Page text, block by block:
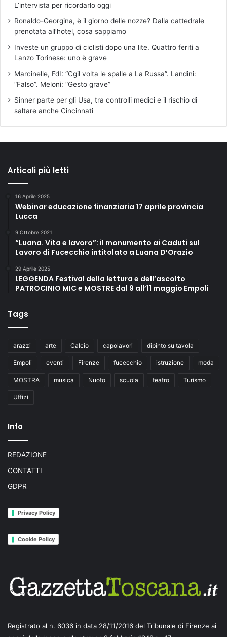
L’intervista per ricordarlo oggi
Ronaldo-Georgina, è il giorno delle nozze? Dalla cattedrale
prenotata all’hotel, cosa sappiamo
Investe un gruppo di ciclisti dopo una lite. Quattro feriti a
Lanzo Torinese: uno è grave
Marcinelle, FdI: “Cgil volta le spalle a La Russa”. Landini:
“Falso”. Meloni: “Gesto grave”
Sinner parte per gli Usa, tra controlli medici e il rischio di
saltare anche Cincinnati
Articoli più letti
16 Aprile 2025
Webinar educazione finanziaria 17 aprile provincia
Lucca
9 Ottobre 2021
“Luana. Vita e lavoro”: il monumento ai Caduti sul
Lavoro di Fucecchio intitolato a Luana D’Orazio
29 Aprile 2025
LEGGENDA Festival della lettura e dell’ascolto
PATROCINIO MIC e MOSTRE dal 9 all’11 maggio Empoli
Tags
arazzi arte Calcio capolavori dipinto su tavola
Empoli eventi Firenze fucecchio istruzione moda
MOSTRA musica Nuoto scuola teatro Turismo
Uffizi
Info
REDAZIONE
CONTATTI
GDPR
Privacy Policy
Cookie Policy
Registrato al n. 6036 in data 28/11/2016 del Tribunale di Firenze ai